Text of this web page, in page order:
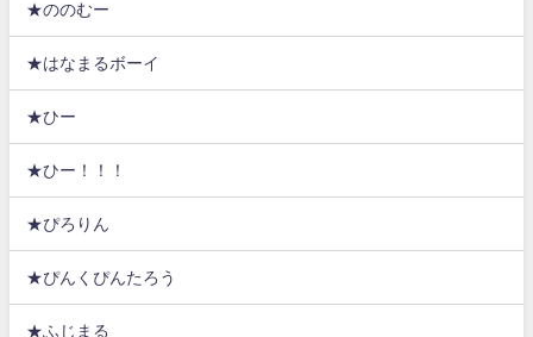
★ののむー
★はなまるボーイ
★ひー
★ひー！！！
★ぴろりん
★ぴんくぴんたろう
★ふじまる